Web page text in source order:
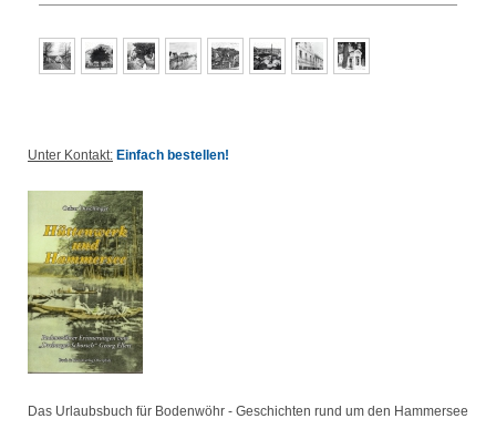
Unter Kontakt: Einfach bestellen!
Das Urlaubsbuch für Bodenwöhr - Geschichten rund um den Hammersee